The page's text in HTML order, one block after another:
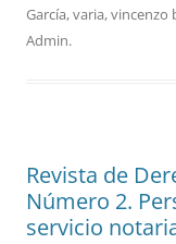
García,varia,vincenzo
Admin.
Revista de
Número 2.
servicio